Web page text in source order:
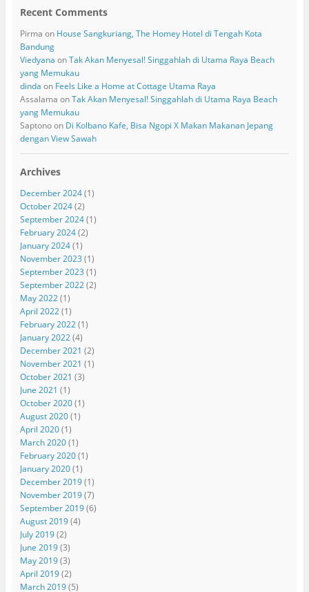
Recent Comments
Pirma on House Sangkuriang, The Homey Hotel di Tengah Kota
Bandung
Viedyana onTak Akan Menyesal! Singgahlah di Utama Raya Beach
yang Memukau
dinda on Feels Like a Home at Cottage Utama Raya
Assalama onTak Akan Menyesal! Singgahlah di Utama Raya Beach
yang Memukau
Saptonoon Di Kolbano Kafe, Bisa Ngopi X Makan Makanan Jepang
dengan View Sawah
Archives
December 2024(1)
October 2024(2)
September 2024(1)
February 2024(2)
January 2024(1)
November 2023 (1)
September 2023 (1)
September 2022(2)
May 2022(1)
April 2022(1)
February 2022(1)
January 2022(4)
December 2021 (2)
November 2021 (1)
October 2021 (3)
June 2021 (1)
October 2020(1)
August 2020(1)
April 2020(1)
March 2020(1)
February 2020(1)
January 2020(1)
December 2019(1)
November 2019(7)
September 2019(6)
August 2019(4)
July 2019(2)
June 2019(3)
May 2019(3)
April 2019(2)
March 2019(5)